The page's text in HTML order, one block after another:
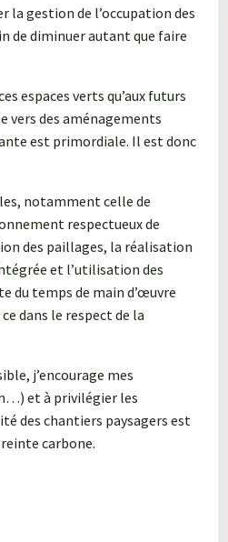
la gestion de l’occupation des
de diminuer autant que faire
espaces verts qu’aux futurs
vers des aménagements
est primordiale. Il est donc
notamment celle de
respectueux de
des paillages, la réalisation
et l’utilisation des
du temps de main d’œuvre
dans le respect de la
j’encourage mes
et à privilégier les
des chantiers paysagers est
carbone.